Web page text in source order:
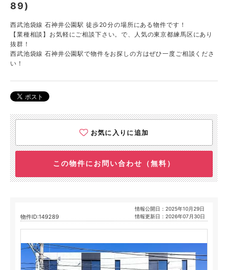
89)
西武池袋線 石神井公園駅 徒歩20分の場所にある物件です！
【業種相談】お気軽にご相談下さい。で、人気の東京都練馬区にあり
抜群！
西武池袋線 石神井公園駅で物件をお探しの方はぜひ一度ご相談くださ
い！
お気に入りに追加
この物件にお問い合わせ（無料）
物件ID:149289
情報公開日：2025年10月29日
情報更新日：2026年07月30日